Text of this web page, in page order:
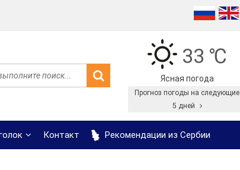
33 ℃
Ясная погода
Прогноз погоды на следующие
5 дней
Контакт Рекомендации из Сербии